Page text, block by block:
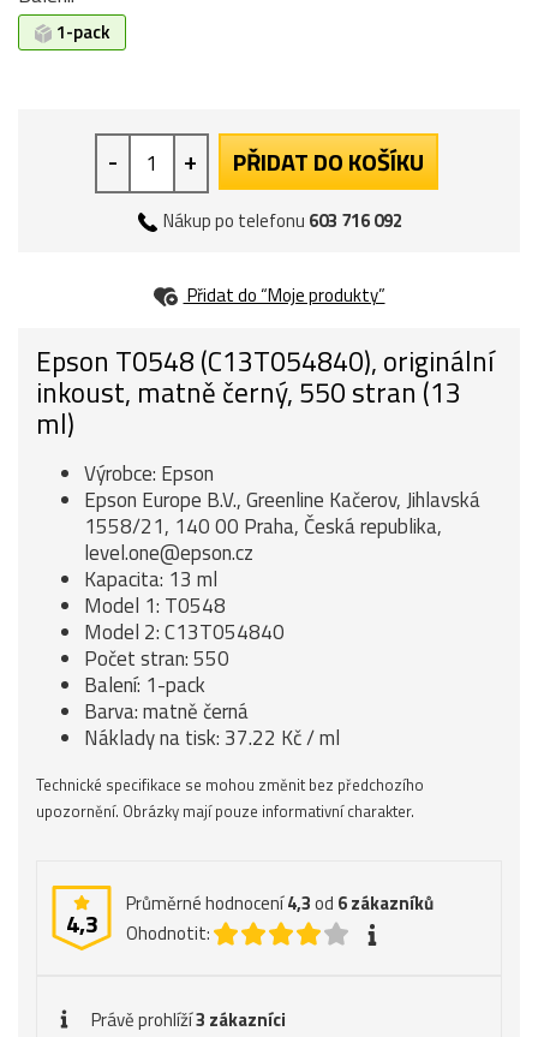
1-pack
- + PŘIDAT DO KOŠÍKU
Nákup po telefonu 603 716 092
Přidat do “Moje produkty”
Epson T0548 (C13T054840), originální
inkoust, matně černý, 550 stran (13
ml)
Výrobce: Epson
Epson Europe B.V., Greenline Kačerov, Jihlavská
1558/21, 140 00 Praha, Česká republika,
level.one@epson.cz
Kapacita: 13 ml
Model 1: T0548
Model 2: C13T054840
Počet stran: 550
Balení: 1-pack
Barva: matně černá
Náklady na tisk: 37.22 Kč / ml
Technické specifikace se mohou změnit bez předchozího
upozornění. Obrázky mají pouze informativní charakter.
4,3
Průměrné hodnocení4,3od 6zákazníků
Ohodnotit:
Právě prohlíží3 zákazníci